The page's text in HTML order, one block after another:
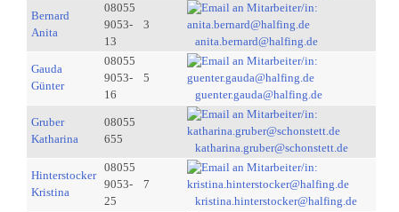
Bernard
Anita
08055
9053-
13
3
anita.bernard@halfing.de
Gauda
Günter
08055
9053-
16
5
guenter.gauda@halfing.de
Gruber
Katharina
08055
655
katharina.gruber@schonstett.de
Hinterstocker
Kristina
08055
9053-
25
7
kristina.hinterstocker@halfing.de